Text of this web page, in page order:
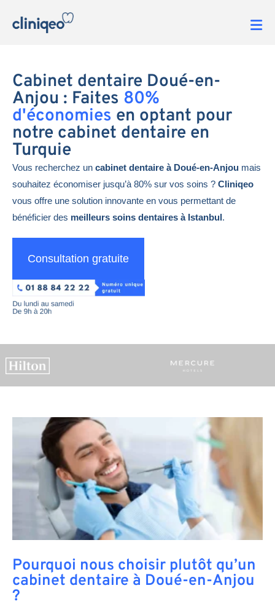
Cabinet dentaire Doué-en-
Anjou : Faites 80%
d'économies en optant pour
notre cabinet dentaire en
Turquie
Vous recherchez un cabinet dentaire à Doué-en-Anjou mais
souhaitez économiser jusqu’à 80% sur vos soins ? Cliniqeo
vous offre une solution innovante en vous permettant de
bénéficier des meilleurs soins dentaires à Istanbul.
Consultation gratuite
Pourquoi nous choisir plutôt qu’un
cabinet dentaire à Doué-en-Anjou
?